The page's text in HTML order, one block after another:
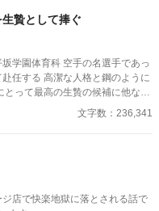
贄として捧ぐ
手の名選手であっ
と鋼のように
、“土”の信奉者達が暗躍する 意
タジー
文字数：236,341
店で快楽地獄に落とされる話で